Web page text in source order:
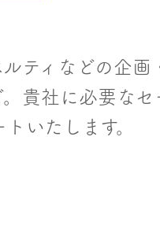
ティなどの企画
貴社に必要なセ
いたします。